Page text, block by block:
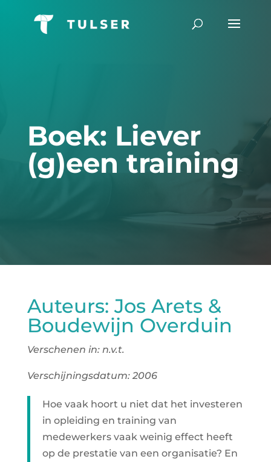
Boek: Liever
(g)een training
Auteurs: Jos Arets &
Boudewijn Overduin
Verschenen in: n.v.t.
Verschijningsdatum: 2006
Hoe vaak hoort u niet dat het investeren
in opleiding en training van
medewerkers vaak weinig effect heeft
op de prestatie van een organisatie? En